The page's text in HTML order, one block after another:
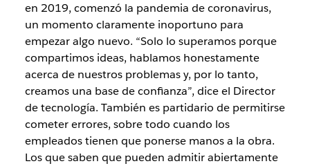
en 2019, comenzó la pandemia de coronavirus,
un momento claramente inoportuno para
empezar algo nuevo. “Solo lo superamos porque
compartimos ideas, hablamos honestamente
acerca de nuestros problemas y, por lo tanto,
creamos una base de confianza”, dice el Director
de tecnología. También es partidario de permitirse
cometer errores, sobre todo cuando los
empleados tienen que ponerse manos a la obra.
Los que saben que pueden admitir abiertamente